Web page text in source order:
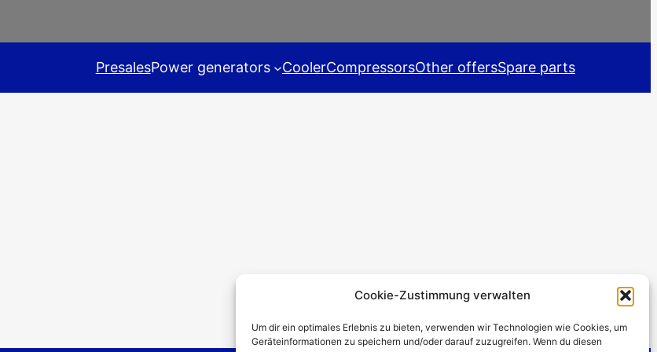
Cookie-Zustimmung verwalten
Um dir ein optimales Erlebnis zu bieten, verwenden wir Technologien wie Cookies, um
Geräteinformationen zu speichern und/oder darauf zuzugreifen. Wenn du diesen
PresalesPower generators CoolerCompressorsOther offersSpare parts